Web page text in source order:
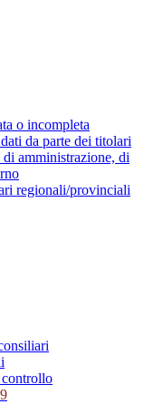
o incompleta
da parte dei titolari
amministrazione, di
regionali/provinciali
9